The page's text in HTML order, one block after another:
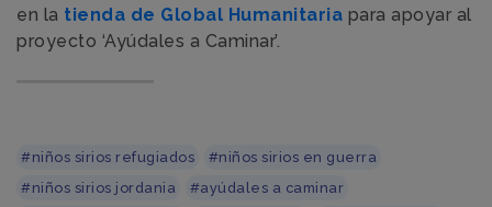
en la tienda de Global Humanitaria para apoyar al
proyecto ‘Ayúdales a Caminar’.
#niños sirios refugiados
#niños sirios en guerra
#niños sirios jordania
#ayúdales a caminar